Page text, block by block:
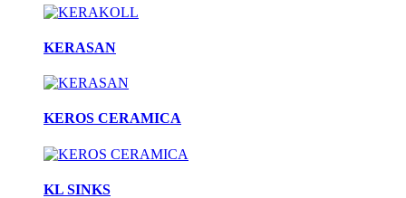
KERASAN
KEROS CERAMICA
KL SINKS